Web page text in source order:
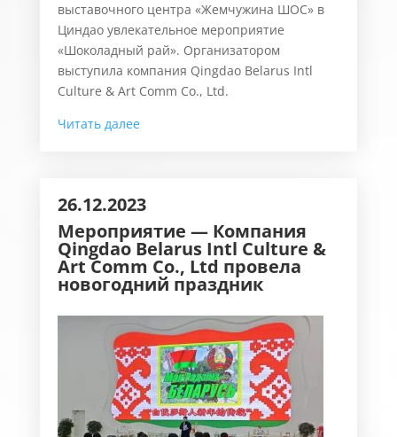
выставочного центра «Жемчужина ШОС» в
Циндао увлекательное мероприятие
«Шоколадный рай». Организатором
выступила компания Qingdao Belarus Intl
Culture & Art Comm Co., Ltd.
Читать далее
26.12.2023
Мероприятие — Компания
Qingdao Belarus Intl Culture &
Art Comm Co., Ltd провела
новогодний праздник